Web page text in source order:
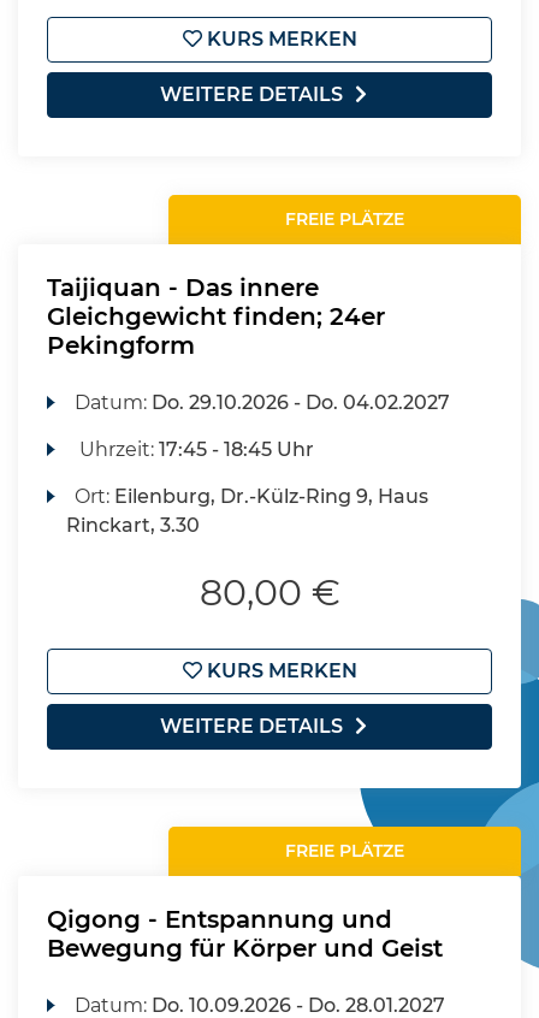
KURS MERKEN
WEITERE DETAILS
FREIE PLÄTZE
Taijiquan - Das innere
Gleichgewicht finden; 24er
Pekingform
Datum: Do. 29.10.2026 - Do. 04.02.2027
Uhrzeit:17:45 - 18:45 Uhr
Ort: Eilenburg, Dr.-Külz-Ring 9, Haus
Rinckart, 3.30
80,00 €
KURS MERKEN
WEITERE DETAILS
FREIE PLÄTZE
Qigong - Entspannung und
Bewegung für Körper und Geist
Datum: Do. 10.09.2026 - Do. 28.01.2027